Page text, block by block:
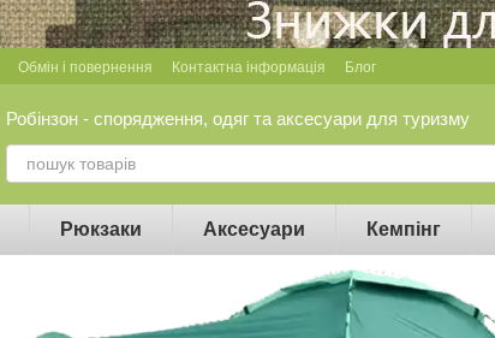
Обмін і повернення Контактна інформація Блог
Робінзон - спорядження, одяг та аксесуари для туризму
Рюкзаки Аксесуари Кемпінг